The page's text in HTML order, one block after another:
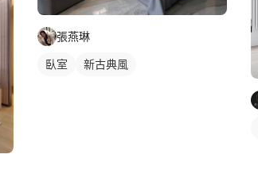
張燕琳
臥室 新古典風